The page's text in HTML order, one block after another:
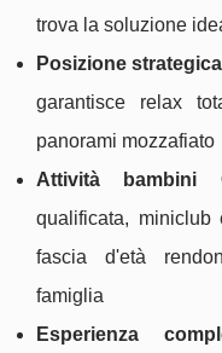
trova la soluzione
Posizione strategica
garantisce relax
panorami mozzafiato
Attività bambini
qualificata, miniclub
fascia d'età
famiglia
Esperienza